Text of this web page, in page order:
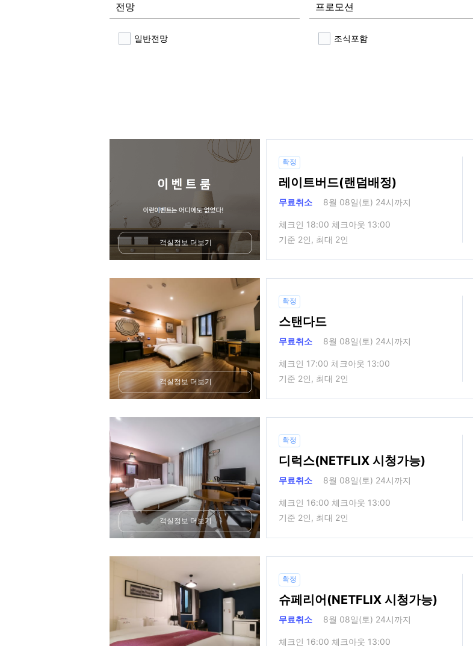
전망
일반전망
프로모션
조식포함
객실정보 더보기
확정
레이트버드(랜덤배정)
무료취소 8월 08일(토) 24시까지
체크인 18:00 체크아웃 13:00
기준 2인, 최대 2인
객실정보 더보기
확정
스탠다드
무료취소 8월 08일(토) 24시까지
체크인 17:00 체크아웃 13:00
기준 2인, 최대 2인
객실정보 더보기
확정
디럭스(NETFLIX 시청가능)
무료취소 8월 08일(토) 24시까지
체크인 16:00 체크아웃 13:00
기준 2인, 최대 2인
확정
슈페리어(NETFLIX 시청가능)
무료취소 8월 08일(토) 24시까지
체크인 16:00 체크아웃 13:00